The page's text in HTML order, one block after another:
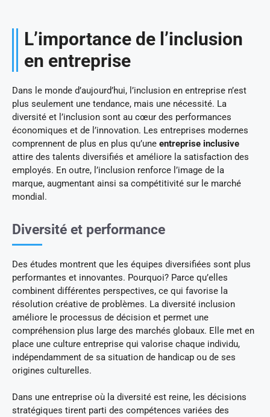
L’importance de l’inclusion
en entreprise
Dans le monde d’aujourd’hui, l’inclusion en entreprise n’est
plus seulement une tendance, mais une nécessité. La
diversité et l’inclusion sont au cœur des performances
économiques et de l’innovation. Les entreprises modernes
comprennent de plus en plus qu’une entreprise inclusive
attire des talents diversifiés et améliore la satisfaction des
employés. En outre, l’inclusion renforce l’image de la
marque, augmentant ainsi sa compétitivité sur le marché
mondial.
Diversité et performance
Des études montrent que les équipes diversifiées sont plus
performantes et innovantes. Pourquoi? Parce qu’elles
combinent différentes perspectives, ce qui favorise la
résolution créative de problèmes. La diversité inclusion
améliore le processus de décision et permet une
compréhension plus large des marchés globaux. Elle met en
place une culture entreprise qui valorise chaque individu,
indépendamment de sa situation de handicap ou de ses
origines culturelles.
Dans une entreprise où la diversité est reine, les décisions
stratégiques tirent parti des compétences variées des